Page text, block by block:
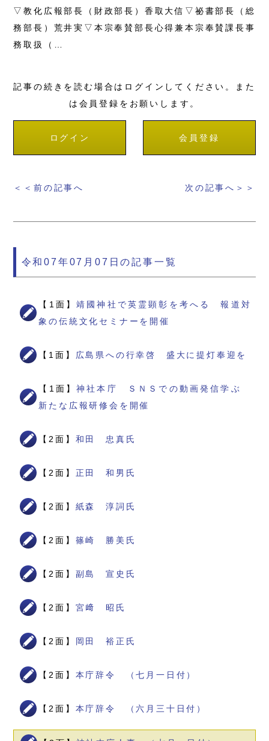
▽教化広報部長（財政部長）香取大信▽祕書部長（総
務部長）荒井実▽本宗奉賛部長心得兼本宗奉賛課長事
務取扱（…
記事の続きを読む場合はログインしてください。また
は会員登録をお願いします。
ログイン 会員登録
＜＜前の記事へ 次の記事へ＞＞
令和07年07月07日の記事一覧
【1面】靖國神社で英霊顕彰を考へる 報道対
象の伝統文化セミナーを開催
【1面】 広島県への行幸啓 盛大に提灯奉迎を
【1面】神社本庁 ＳＮＳでの動画発信学ぶ
新たな広報研修会を開催
【2面】 和田 忠真氏
【2面】 正田 和男氏
【2面】 紙森 淳詞氏
【2面】 篠崎 勝美氏
【2面】 副島 宣史氏
【2面】 宮﨑 昭氏
【2面】 岡田 裕正氏
【2面】 本庁辞令 （七月一日付）
【2面】 本庁辞令 （六月三十日付）